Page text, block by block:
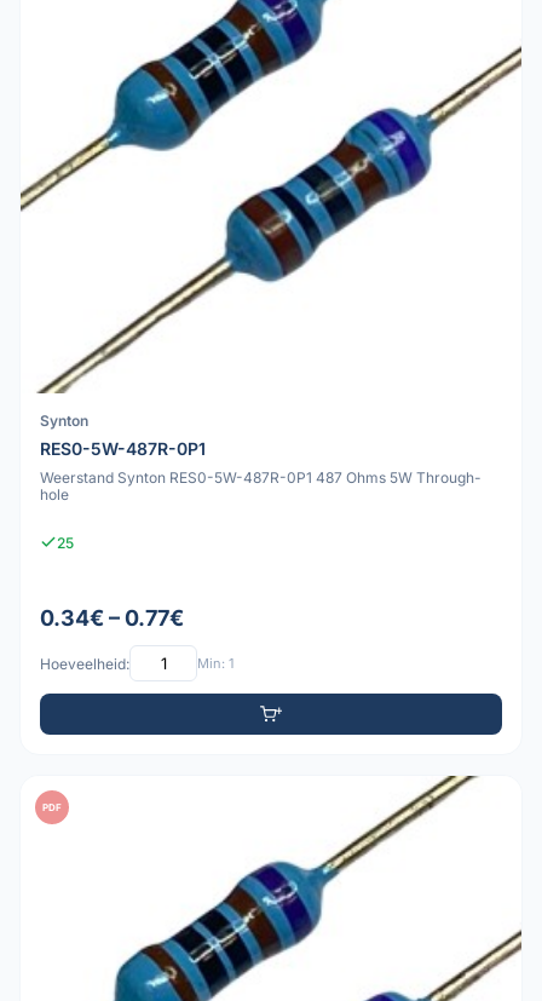
Synton
RES0-5W-487R-0P1
Weerstand Synton RES0-5W-487R-0P1 487 Ohms 5W Through-
hole
25
0.34€ – 0.77€
Hoeveelheid: Min: 1
PDF